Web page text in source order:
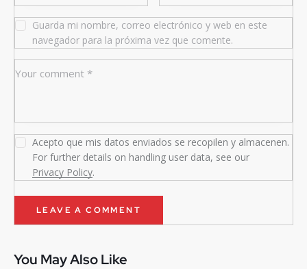
Guarda mi nombre, correo electrónico y web en este
navegador para la próxima vez que comente.
Acepto que mis datos enviados se recopilen y almacenen.
For further details on handling user data, see our
Privacy Policy.
You May Also Like